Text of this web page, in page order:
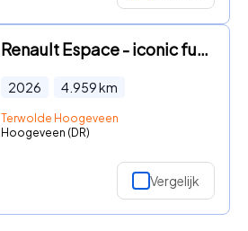
Renault Espace - iconic full hybrid E-Tech 200 - 5 zitplaatsen | Trekhaak | P
2026 4.959km
Terwolde Hoogeveen
Hoogeveen (DR)
Vergelijk